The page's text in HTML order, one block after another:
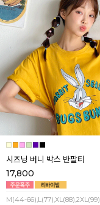
시즈닝 버니 박스 반팔티
17,800
M(44-66),L(77),XL(88),2XL(99)